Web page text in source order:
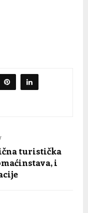
turistička
i